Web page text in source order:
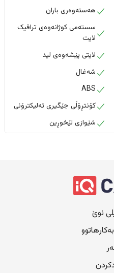
هەستەوەری باران
سستەمی کوژانەوەی ترافیک
لایت
لایتی پێشەوەی لید
شەغال
ABS
کۆنتڕۆڵی جێگیری ئەلیکترۆنی
شێوازی لێخوڕین
نوێ